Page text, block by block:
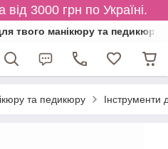
3000 грн по Україні.
твого манікюру та педикюру
та педикюру Інструменти